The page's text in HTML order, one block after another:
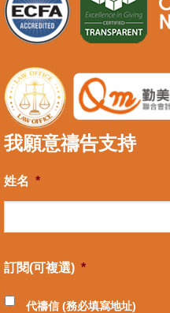
我願意禱告支持
姓名 *
訂閱(可複選) *
代禱信 (務必填寫地址)